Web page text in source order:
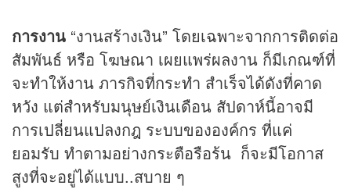
การงาน “งานสร้างเงิน” โดยเฉพาะจากการติดต่อ
สัมพันธ์ หรือ โฆษณา เผยแพร่ผลงาน ก็มีเกณฑ์ที่
จะทำให้งาน ภารกิจที่กระทำ สำเร็จได้ดังที่คาด
หวัง แต่สำหรับมนุษย์เงินเดือน สัปดาห์นี้อาจมี
การเปลี่ยนแปลงกฎ ระบบขององค์กร ที่แค่
ยอมรับ ทำตามอย่างกระตือรือร้น ก็จะมีโอกาส
สูงที่จะอยู่ได้แบบ..สบาย ๆ